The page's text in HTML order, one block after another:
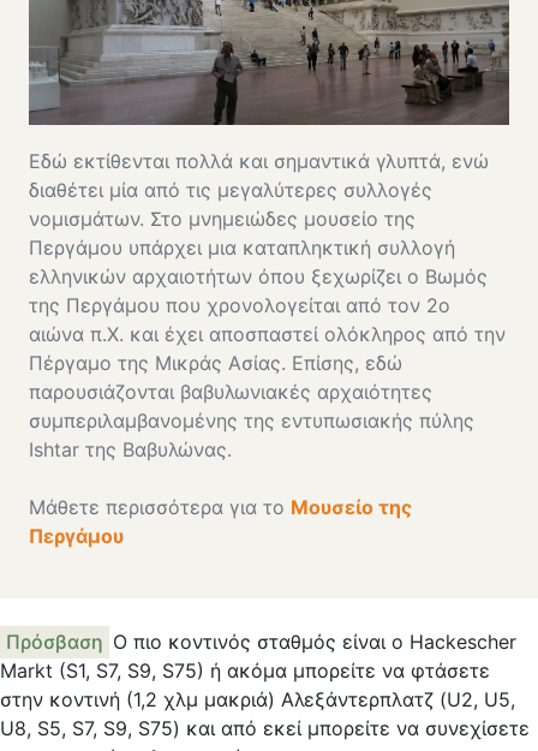
Εδώ εκτίθενται πολλά και σημαντικά γλυπτά, ενώ
διαθέτει μία από τις μεγαλύτερες συλλογές
νομισμάτων. Στο μνημειώδες μουσείο της
Περγάμου υπάρχει μια καταπληκτική συλλογή
ελληνικών αρχαιοτήτων όπου ξεχωρίζει ο Βωμός
της Περγάμου που χρονολογείται από τον 2ο
αιώνα π.Χ. και έχει αποσπαστεί ολόκληρος από την
Πέργαμο της Μικράς Ασίας. Επίσης, εδώ
παρουσιάζονται βαβυλωνιακές αρχαιότητες
συμπεριλαμβανομένης της εντυπωσιακής πύλης
Ishtar της Βαβυλώνας.
Μάθετε περισσότερα για το Μουσείο της
Περγάμου
Πρόσβαση Ο πιο κοντινός σταθμός είναι ο Hackescher
Markt (S1, S7, S9, S75) ή ακόμα μπορείτε να φτάσετε
στην κοντινή (1,2 χλμ μακριά) Αλεξάντερπλατζ (U2, U5,
U8, S5, S7, S9, S75) και από εκεί μπορείτε να συνεχίσετε